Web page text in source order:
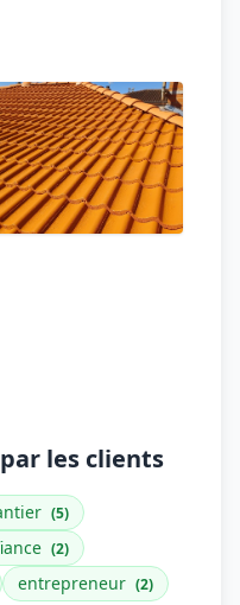
les clients
(5)
(2)
entrepreneur (2)